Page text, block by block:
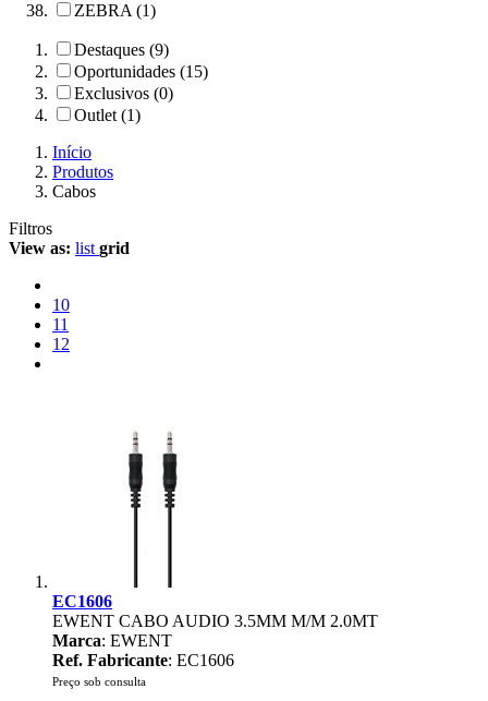
ZEBRA (1)
Destaques (9)
Oportunidades (15)
Exclusivos (0)
Outlet (1)
Início
Produtos
Cabos
Filtros
View as: list grid
10
11
12
EC1606
EWENT CABO AUDIO 3.5MM M/M 2.0MT
Marca: EWENT
Ref. Fabricante: EC1606
Preço sob consulta